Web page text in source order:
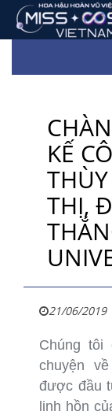
KẾ
THỊ,
21/06/2019
Chúng
chuyện
được đầu
linh hồn